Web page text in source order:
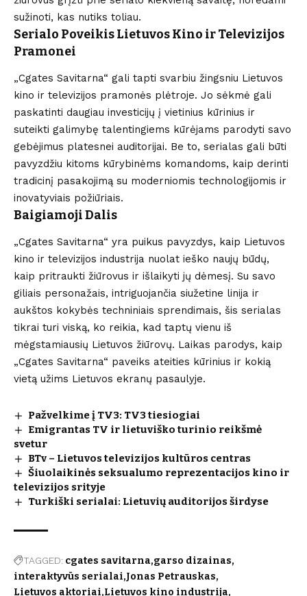
sužinoti, kas nutiks toliau.
Serialo Poveikis Lietuvos Kino ir Televizijos
Pramonei
„Cgates Savitarna“ gali tapti svarbiu žingsniu Lietuvos
kino ir televizijos pramonės plėtroje. Jo sėkmė gali
paskatinti daugiau investicijų į vietinius kūrinius ir
suteikti galimybę talentingiems kūrėjams parodyti savo
gebėjimus platesnei auditorijai. Be to, serialas gali būti
pavyzdžiu kitoms kūrybinėms komandoms, kaip derinti
tradicinį pasakojimą su moderniomis technologijomis ir
inovatyviais požiūriais.
Baigiamoji Dalis
„Cgates Savitarna“ yra puikus pavyzdys, kaip Lietuvos
kino ir televizijos industrija nuolat ieško naujų būdų,
kaip pritraukti žiūrovus ir išlaikyti jų dėmesį. Su savo
giliais personažais, intriguojančia siužetine linija ir
aukštos kokybės techniniais sprendimais, šis serialas
tikrai turi viską, ko reikia, kad taptų vienu iš
mėgstamiausių Lietuvos žiūrovų. Laikas parodys, kaip
„Cgates Savitarna“ paveiks ateities kūrinius ir kokią
vietą užims Lietuvos ekranų pasaulyje.
Pažvelkime į TV3: TV3 tiesiogiai
Emigrantas TV ir lietuviško turinio reikšmė
svetur
BTv – Lietuvos televizijos kultūros centras
Šiuolaikinės seksualumo reprezentacijos kino ir
televizijos srityje
Turkiški serialai: Lietuvių auditorijos širdyse
TAGGED: cgates savitarna garso dizainas
interaktyvūs serialai Jonas Petrauskas
Lietuvos aktoriai Lietuvos kino industrija